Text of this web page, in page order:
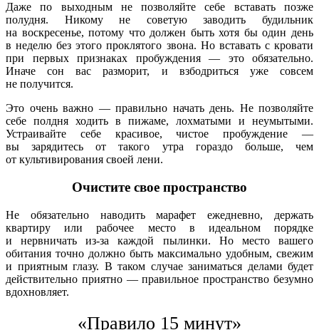
Даже по выходным не позволяйте себе вставать позже
полудня. Никому не советую заводить будильник
на воскресенье, потому что должен быть хотя бы один день
в неделю без этого проклятого звона. Но вставать с кровати
при первых признаках пробуждения — это обязательно.
Иначе сон вас разморит, и взбодриться уже совсем
не получится.
Это очень важно — правильно начать день. Не позволяйте
себе полдня ходить в пижаме, лохматыми и неумытыми.
Устраивайте себе красивое, чистое пробуждение —
вы зарядитесь от такого утра гораздо больше, чем
от культивирования своей лени.
Очистите свое пространство
Не обязательно наводить марафет ежедневно, держать
квартиру или рабочее место в идеальном порядке
и нервничать из-за каждой пылинки. Но место вашего
обитания точно должно быть максимально удобным, свежим
и приятным глазу. В таком случае заниматься делами будет
действительно приятно — правильное пространство безумно
вдохновляет.
«Правило 15 минут»